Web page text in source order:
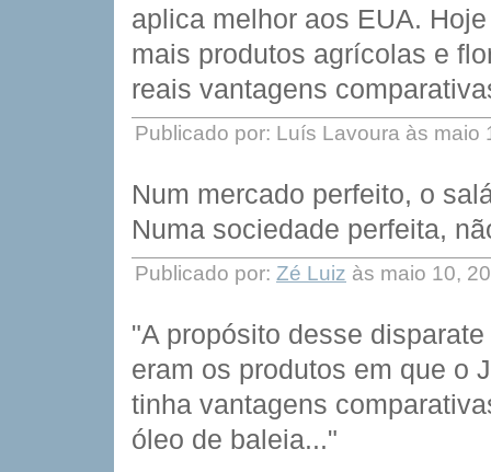
aplica melhor aos EUA.
mais produtos agrícolas e
reais vantagens
Publicado por: Luís Lavoura às maio
Num mercado perfeito, o
Numa sociedade perfeita,
Publicado por: Zé Luiz às maio 10,
"A propósito desse
eram os produtos em que o
tinha vantagens
óleo de baleia..."